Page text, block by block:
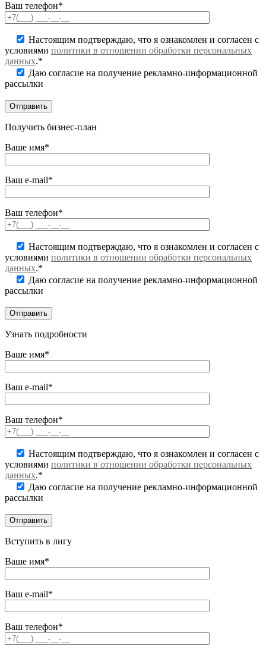
Ваш телефон*
Настоящим подтверждаю, что я ознакомлен и согласен с
условиями политики в отношении обработки персональных
данных.*
Даю согласие на получение рекламно-информационной
рассылки
Получить бизнес-план
Ваше имя*
Ваш e-mail*
Ваш телефон*
Настоящим подтверждаю, что я ознакомлен и согласен с
условиями политики в отношении обработки персональных
данных.*
Даю согласие на получение рекламно-информационной
рассылки
Узнать подробности
Ваше имя*
Ваш e-mail*
Ваш телефон*
Настоящим подтверждаю, что я ознакомлен и согласен с
условиями политики в отношении обработки персональных
данных.*
Даю согласие на получение рекламно-информационной
рассылки
Вступить в лигу
Ваше имя*
Ваш e-mail*
Ваш телефон*